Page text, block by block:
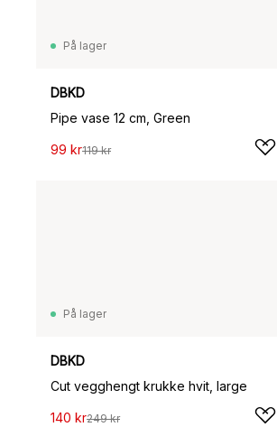
På lager
DBKD
Pipe vase 12 cm, Green
99 kr119 kr
På lager
DBKD
Cut vegghengt krukke hvit, large
140 kr249 kr